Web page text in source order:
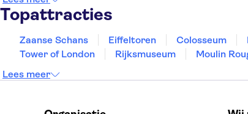
Topattracties
Zaanse Schans Eiffeltoren Colosseum
Tower of London
Rijksmuseum Moulin
Lees meer